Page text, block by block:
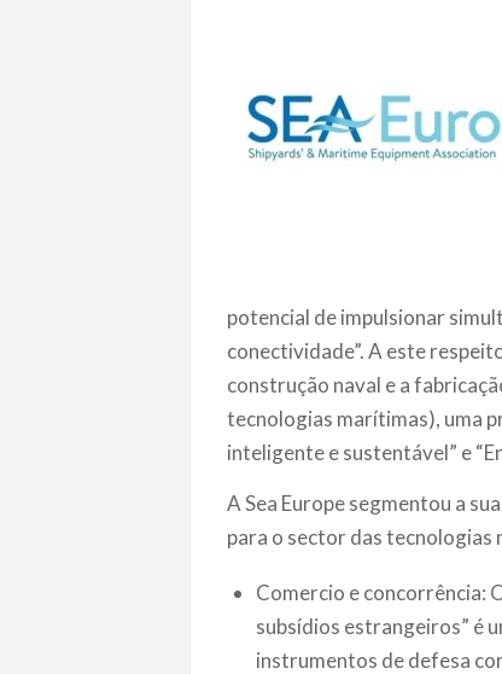
potencial de impulsionar
conectividade”. A este
construção naval e a
tecnologias marítimas), uma
inteligente e sustentável” e
A Sea Europe segmentou a
para o sector das tecnologias
Comercio e concorrência:
subsídios estrangeiros” é
instrumentos de defesa